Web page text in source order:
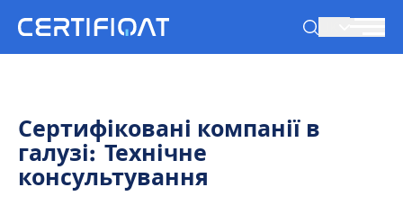
Сертифіковані компанії в
галузі: Технічне
консультування